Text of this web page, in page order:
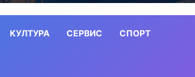
КУЛТУРА СЕРВИС СПОРТ